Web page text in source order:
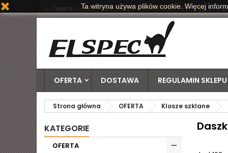
Telefon: +48 71 790 06 20 | +48 601 884 778 E-
OFERTA DOSTAWA REGULAMIN SKLEPU
Strona główna OFERTA Klosze szklane
KATEGORIE
OFERTA
Ta witryna używa plików cookie. Więcej